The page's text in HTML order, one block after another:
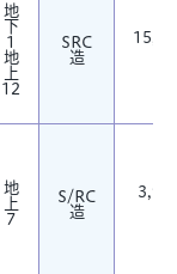
地
下
1
地
上
12
SRC
造
地
上
7
S/RC
造